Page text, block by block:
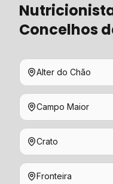
Concelhos
Alter do Chão
Campo Maior
Crato
Fronteira